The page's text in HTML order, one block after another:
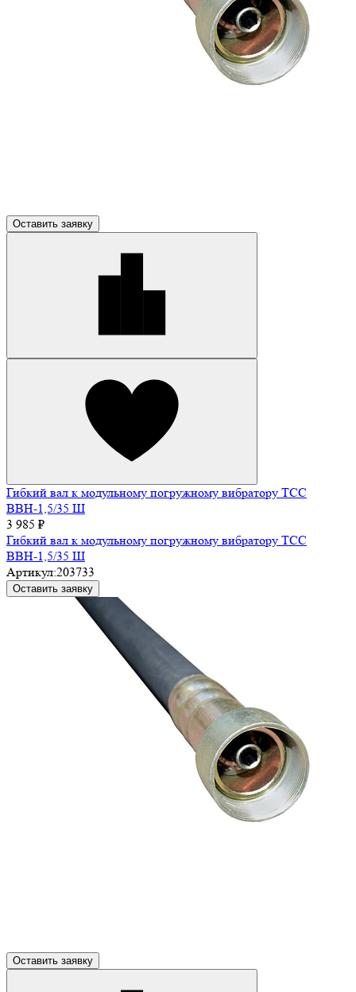
Оставить заявку
Гибкий вал к модульному погружному вибратору ТСС
ВВН-1,5/35 Ш
3 985 ₽
Гибкий вал к модульному погружному вибратору ТСС
ВВН-1,5/35 Ш
Артикул:203733
Оставить заявку
Оставить заявку